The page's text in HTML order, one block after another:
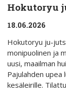
Hokutoryu
18.06.2026
Hokutoryu ju-
monipuolinen ja
uusi, maailman
Pajulahden
kesäleirille.